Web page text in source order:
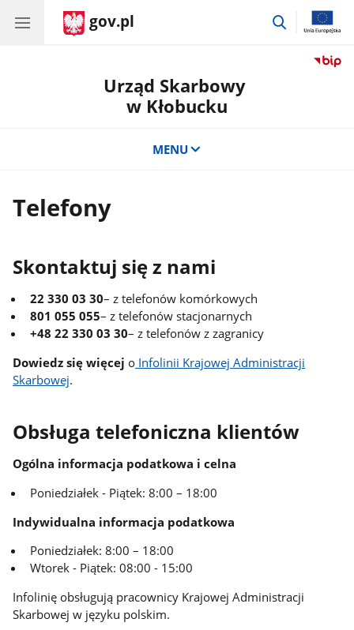
gov.pl
przejdź
Urząd Skarbowy
w Kłobucku
MENU
Telefony
Skontaktuj się z nami
22 330 03 30– z telefonów komórkowych
801 055 055– z telefonów stacjonarnych
+48 22 330 03 30– z telefonów z zagranicy
Dowiedz się więcej o Infolinii Krajowej Administracji
Skarbowej.
Obsługa telefoniczna klientów
Ogólna informacja podatkowa i celna
Poniedziałek - Piątek: 8:00 – 18:00
Indywidualna informacja podatkowa
Poniedziałek: 8:00 – 18:00
Wtorek - Piątek: 08:00 - 15:00
Infolinię obsługują pracownicy Krajowej Administracji
Skarbowej w języku polskim.